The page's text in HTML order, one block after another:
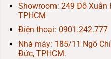
Showroom: 249 Đỗ Xuân
TPHCM
Điện thoại: 0901.242.777
Nhà máy: 185/11 Ngô
Đức, TPHCM.